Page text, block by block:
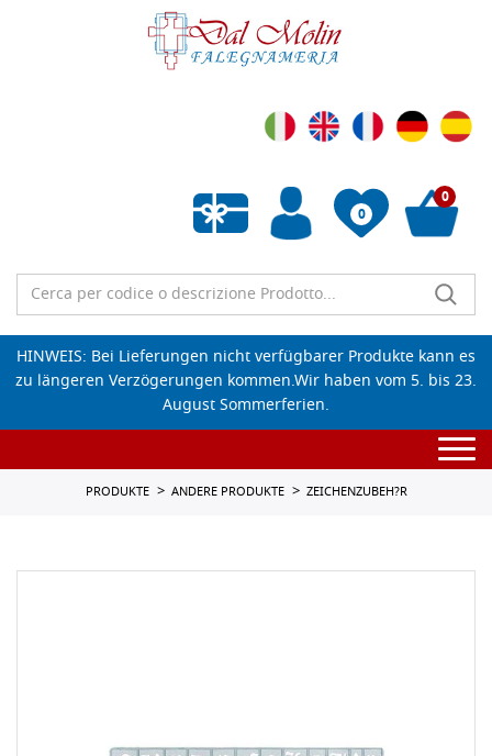
0
Wunschliste leeren
0
HINWEIS: Bei Lieferungen nicht verfügbarer Produkte kann es
zu längeren Verzögerungen kommen.Wir haben vom 5. bis 23.
August Sommerferien.
PRODUKTE ANDERE PRODUKTE ZEICHENZUBEH?R